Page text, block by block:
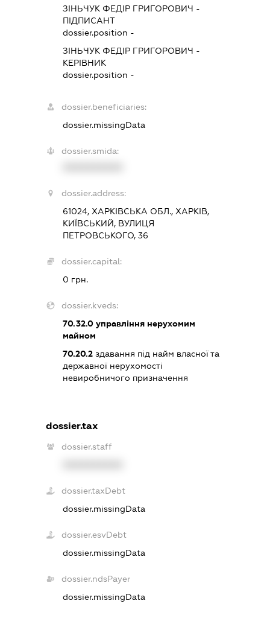
ЗІНЬЧУК ФЕДІР ГРИГОРОВИЧ -
ПІДПИСАНТ
dossier.position -
ЗІНЬЧУК ФЕДІР ГРИГОРОВИЧ -
КЕРІВНИК
dossier.position -
dossier.beneficiaries:
dossier.missingData
dossier.smida:
dossier.address:
61024, ХАРКІВСЬКА ОБЛ., ХАРКІВ,
КИЇВСЬКИЙ, ВУЛИЦЯ
ПЕТРОВСЬКОГО, 36
dossier.capital:
0 грн.
dossier.kveds:
70.32.0 управління нерухомим
майном
70.20.2 здавання під найм власної та
державної нерухомості
невиробничого призначення
dossier.tax
dossier.staff
dossier.taxDebt
dossier.missingData
dossier.esvDebt
dossier.missingData
dossier.ndsPayer
dossier.missingData